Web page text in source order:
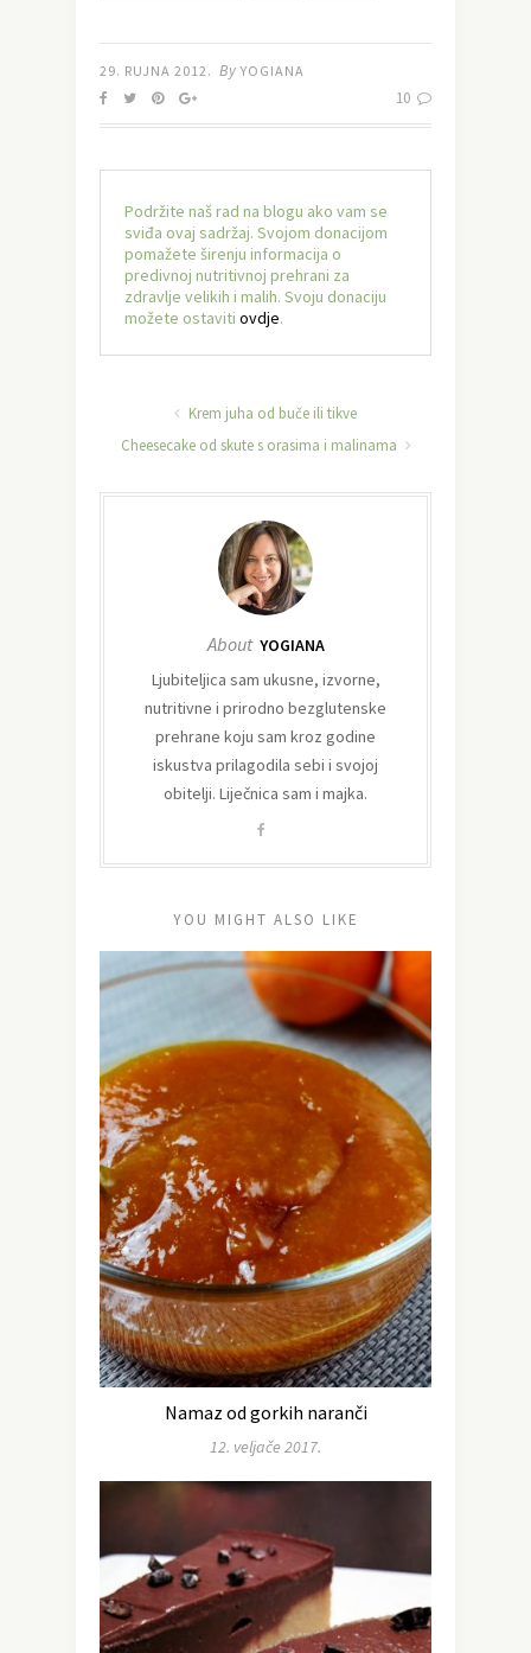
29. RUJNA 2012. By YOGIANA
10
Podržite naš rad na blogu ako vam se
sviđa ovaj sadržaj. Svojom donacijom
pomažete širenju informacija o
predivnoj nutritivnoj prehrani za
zdravlje velikih i malih. Svoju donaciju
možete ostaviti ovdje.
Krem juha od buče ili tikve
Cheesecake od skute s orasima i malinama
About YOGIANA
Ljubiteljica sam ukusne, izvorne,
nutritivne i prirodno bezglutenske
prehrane koju sam kroz godine
iskustva prilagodila sebi i svojoj
obitelji. Liječnica sam i majka.
YOU MIGHT ALSO LIKE
Namaz od gorkih naranči
12. veljače 2017.